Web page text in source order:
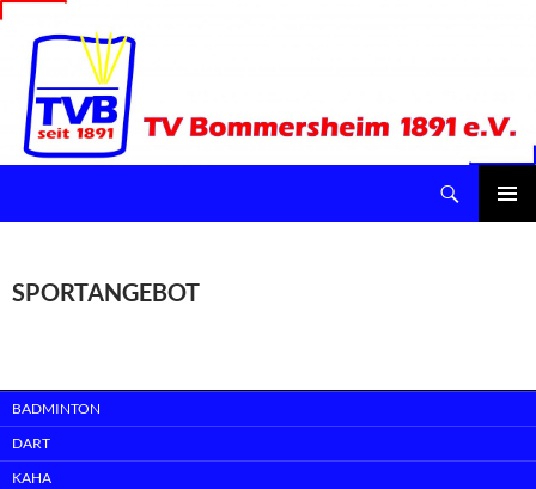
SPORTANGEBOT
BADMINTON
DART
KAHA